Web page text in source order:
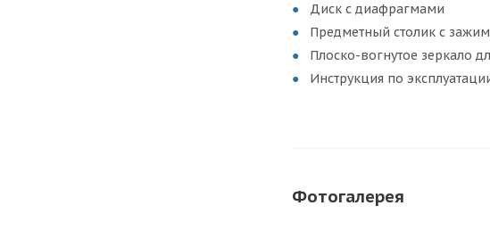
Диск с диафрагмами
Предметный столик с
Плоско-вогнутое зеркало
Инструкция по
Фотогалерея